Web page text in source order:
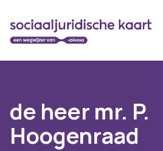
de heer mr. P.
Hoogenraad